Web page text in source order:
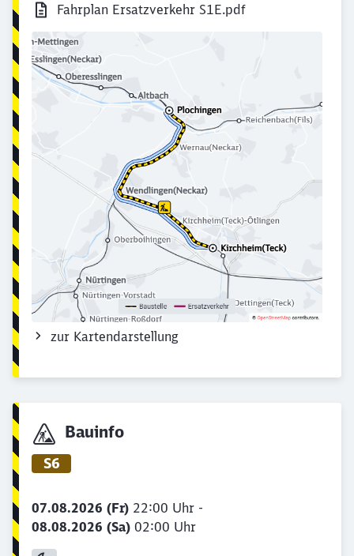
Fahrplan Ersatzverkehr S1E.pdf
zur Kartendarstellung
Bauinfo
S6
07.08.2026 (Fr) 22:00 Uhr -
08.08.2026 (Sa) 02:00 Uhr